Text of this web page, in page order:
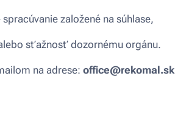
založené na súhlase,
sťažnosť dozornému orgánu.
na adrese: office@rekomal.sk